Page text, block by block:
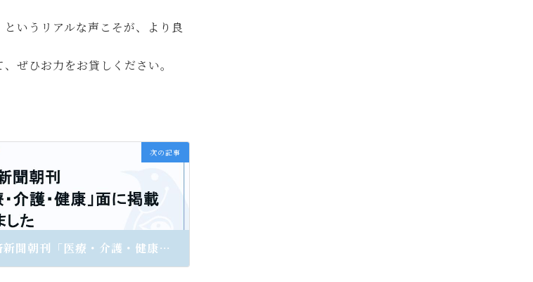
いうリアルな声こそが、より良
ぜひお力をお貸しください。
次の記事
日本経済新聞朝刊「医療・介護・健康」面に掲載されました